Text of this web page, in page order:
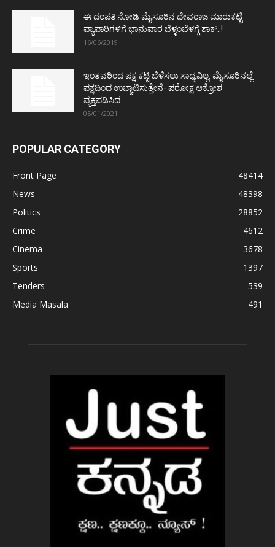
ಈ ದಂಪತಿ ನೋಡಿ ಮೈಸೂರಿನ ದೇವರಾಜ ಮಾರುಕಟ್ಟೆ
ವ್ಯಾಪಾರಿಗಳಿಗೆ ಭಾನುವಾರ ಬೆಳ್ಳಂಬೆಳಗ್ಗೆ ಶಾಕ್..!
16/06/2019
ಇಂತವರಿಂದ ಪಕ್ಷ ಕಟ್ಟಿ ಬೆಳೆಸಲು ಸಾಧ್ಯವಿಲ್ಲ: ಮೈಸೂರಿನಲ್ಲೆ
ಪಕ್ಷದಿಂದ ಉಚ್ಚಾಟಿಸುತ್ತೇನೆ- ಪರೋಕ್ಷ ಆಕ್ರೋಶ
ವ್ಯಕ್ತಪಡಿಸಿದ...
05/01/2021
POPULAR CATEGORY
Front Page
48414
News
48398
Politics
28852
Crime
4612
Cinema
3678
Sports
1397
Tenders
539
Media Masala
491